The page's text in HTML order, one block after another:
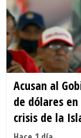
Acusan al
de dólares
crisis de la